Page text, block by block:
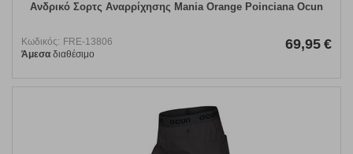
Ανδρικό Σορτς Αναρρίχησης Mania Orange Poinciana Ocun
Κωδικός: FRE-13806
Άμεσα διαθέσιμο
69,95 €